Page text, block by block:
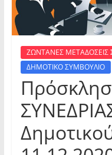
ΖΩΝΤΑΝΕΣ
ΔΗΜΟΤΙΚΟ ΣΥΜΒΟΥΛΙΟ